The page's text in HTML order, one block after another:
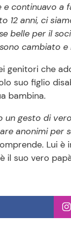
continuavo
anni, ci
belle per il
cambiato e
genitori che
suo figlio
bambina.
gesto di
anonimi per
Lui
il suo vero